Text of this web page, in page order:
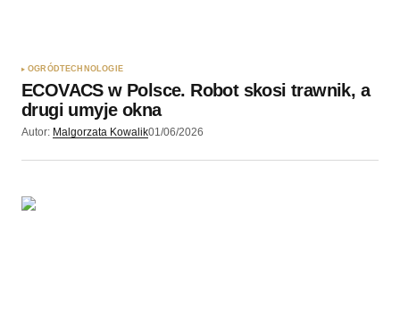
OGRÓDTECHNOLOGIE
ECOVACS w Polsce. Robot skosi trawnik, a
drugi umyje okna
Autor: Malgorzata Kowalik01/06/2026